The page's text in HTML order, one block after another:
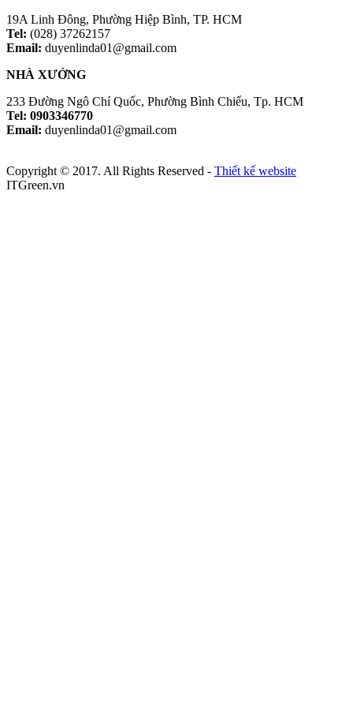
19A Linh Đông, Phường Hiệp Bình, TP. HCM
Tel: (028) 37262157
Email: duyenlinda01@gmail.com
NHÀ XƯỞNG
233 Đường Ngô Chí Quốc, Phường Bình Chiểu, Tp. HCM
Tel: 0903346770
Email: duyenlinda01@gmail.com
Copyright © 2017. All Rights Reserved - Thiết kế website
ITGreen.vn